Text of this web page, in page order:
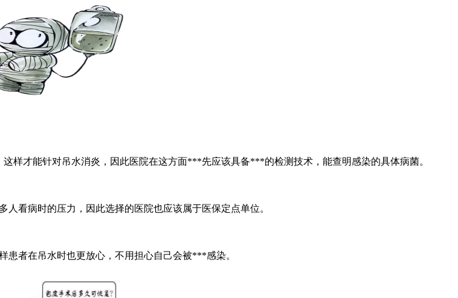
才能针对吊水消炎，因此医院在这方面***先应该具备***的检测技术，能查明感染的具体病菌。
看病时的压力，因此选择的医院也应该属于医保定点单位。
者在吊水时也更放心，不用担心自己会被***感染。